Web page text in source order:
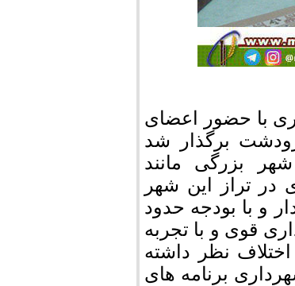
با حضور اعضای
برگذار شد
بزرگی مانند
تراز این شهر
و با بودجه حدود
قوی و با تجربه
نظر داشته
برنامه های